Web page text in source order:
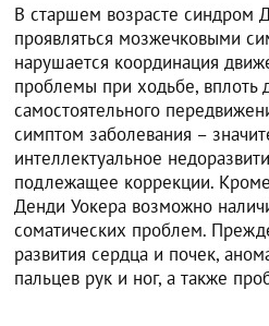
В старшем возрасте синдром
проявляться мозжечковыми
нарушается координация
проблемы при ходьбе, вплоть
самостоятельного
симптом заболевания –
интеллектуальное
подлежащее коррекции.
Денди Уокера возможно
соматических проблем.
развития сердца и почек,
пальцев рук и ног, а также